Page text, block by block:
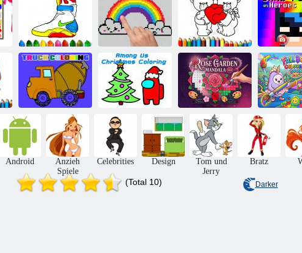
Zurück in die
Schule:
Schuhfärbung
Pixel-Färbung
Alles Gute zum
Valentinstag
Färbung
Zeichne
Heroes
LKW Malbuch
Unter uns
Weihnachten
Färbung
Rosengarten-
Mandala Nr. 4
Android
Anzieh
Spiele
Celebrities Design
Tom und
Jerry
Bratz
(Total 10) Darker